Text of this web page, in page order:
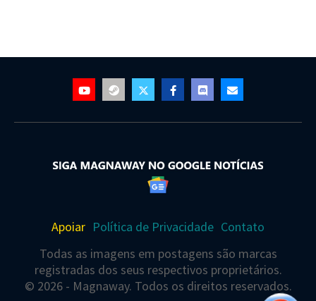
Apoiar Política de Privacidade Contato
Todas as imagens em postagens são marcas
registradas dos seus respectivos proprietários.
© 2026 - Magnaway. Todos os direitos reservados.